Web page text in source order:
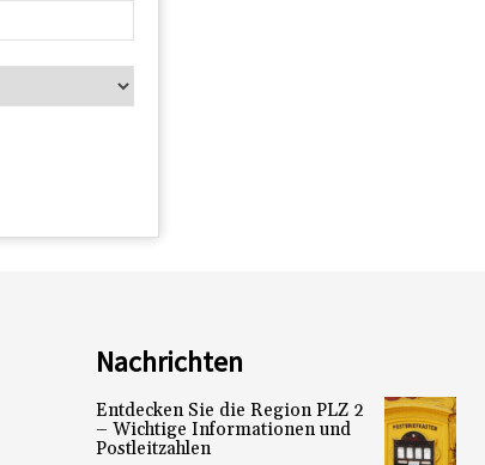
Nachrichten
Entdecken Sie die Region PLZ 2
– Wichtige Informationen und
Postleitzahlen